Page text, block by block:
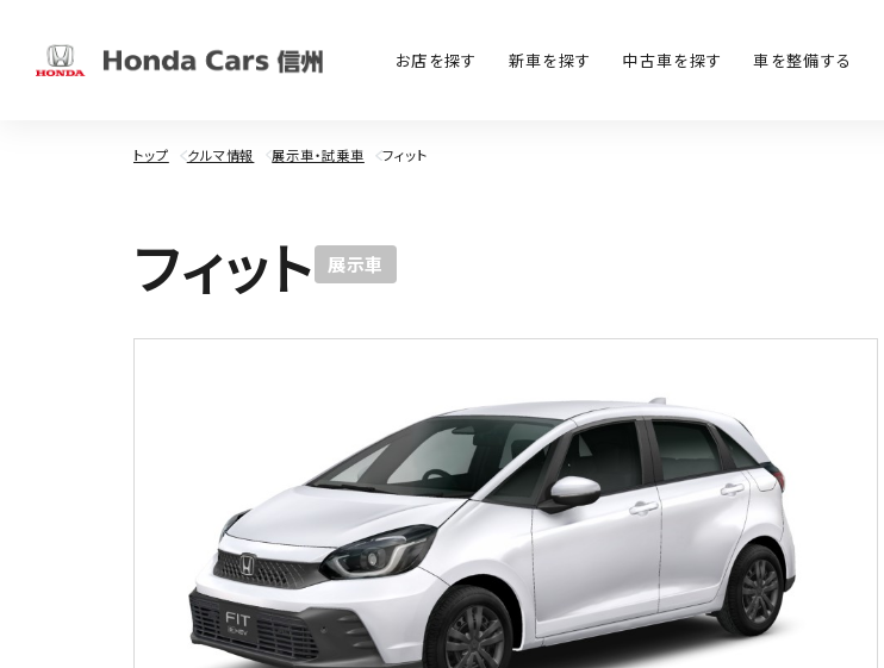
お店を探す 新車を探す 中古車を探す 車を整備する
トップ クルマ情報 展示車・試乗車 フィット
フィット 展示車